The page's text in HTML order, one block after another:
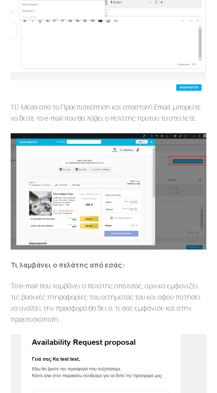
11) Μέσα από το Προεπισκόπηση και αποστολή Email, μπορείτε
να δείτε το e-mail που θα λάβει ο πελάτης προτού το στείλετε.
Τι λαμβάνει ο πελάτης από εσάς:
Το e-mail που λαμβάνει ο πελάτης από εσάς, αρχικά εμφανίζει
τις βασικές πληροφορίες του αιτήματός του και αφού πατήσει
να ανοίξει την προσφορά θα δει ό, τι σας εμφάνισε και στην
προεπισκόπιση.